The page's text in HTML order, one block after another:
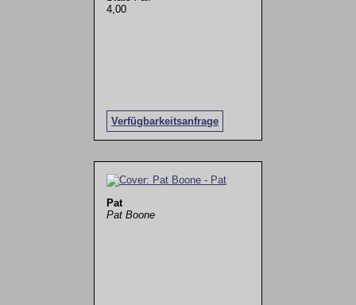
4,00
Verfügbarkeitsanfrage
Pat
Pat Boone